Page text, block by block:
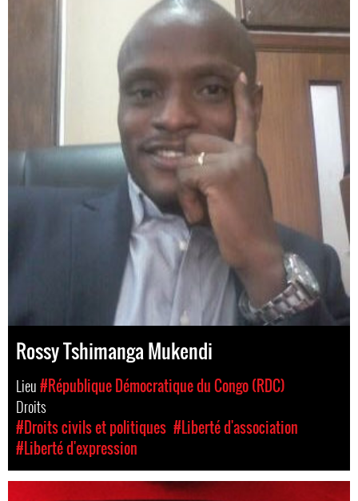
Rossy Tshimanga Mukendi
Lieu#République Démocratique du Congo (RDC)
Droits
#Droits civils et politiques #Liberté d'association
#Liberté d'expression